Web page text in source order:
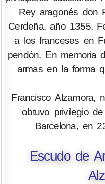
Rey aragonés don
Cerdeña, año 1355.
a los franceses en
pendón. En memoria
armas en la forma
Francisco Alzamora,
obtuvo privilegio
Barcelona, en
Escudo de